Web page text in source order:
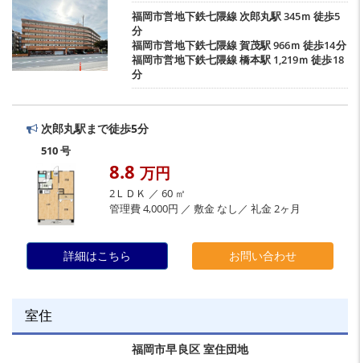
福岡市営地下鉄七隈線 次郎丸駅345ｍ 徒歩5
分
福岡市営地下鉄七隈線賀茂駅966ｍ 徒歩14分
福岡市営地下鉄七隈線橋本駅 1,219ｍ 徒歩18
分
次郎丸駅まで徒歩5分
510 号
8.8 万円
2ＬＤＫ ／ 60 ㎡
管理費 4,000円 ／ 敷金 なし／ 礼金 2ヶ月
詳細はこちら お問い合わせ
室住
福岡市早良区 室住団地